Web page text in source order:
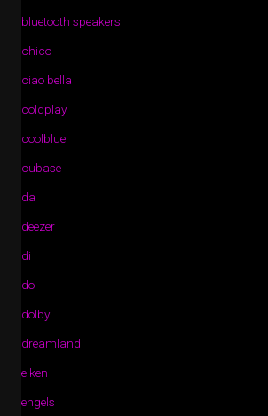
bluetooth speakers
chico
ciao bella
coldplay
coolblue
cubase
da
deezer
di
do
dolby
dreamland
eiken
engels